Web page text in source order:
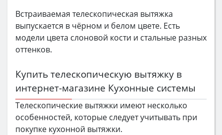
Встраиваемая телескопическая вытяжка
выпускается в чёрном и белом цвете. Есть
модели цвета слоновой кости и стальные разных
оттенков.
Купить телескопическую вытяжку в
интернет-магазине Кухонные системы
Телескопические вытяжки имеют несколько
особенностей, которые следует учитывать при
покупке кухонной вытяжки.